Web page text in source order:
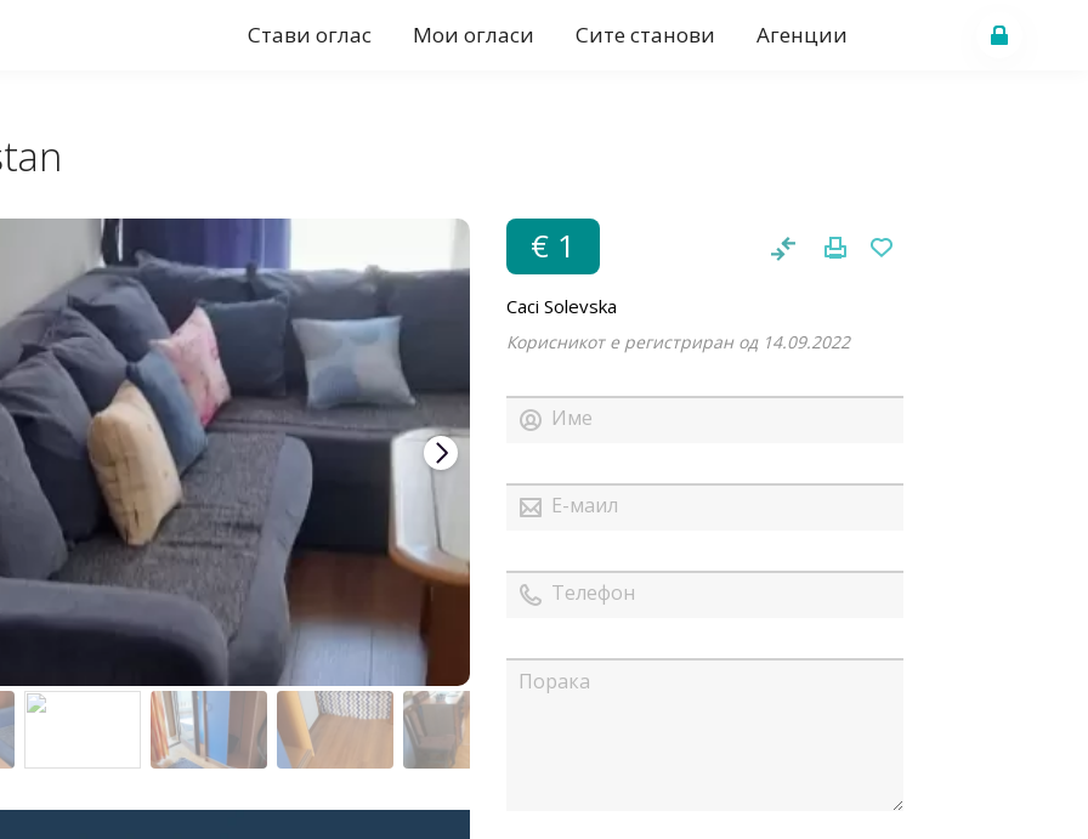
Стави оглас Мои огласи Сите станови Агенции
€ 1
Caci Solevska
Корисникот е регистриран од 14.09.2022